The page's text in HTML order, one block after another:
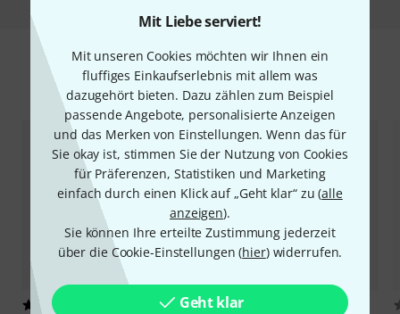
Mit Liebe serviert!
Mit unseren Cookies möchten wir Ihnen ein
fluffiges Einkaufserlebnis mit allem was
dazugehört bieten. Dazu zählen zum Beispiel
passende Angebote, personalisierte Anzeigen
und das Merken von Einstellungen. Wenn das für
Sie okay ist, stimmen Sie der Nutzung von Cookies
für Präferenzen, Statistiken und Marketing
einfach durch einen Klick auf „Geht klar“ zu (alle
anzeigen).
Sie können Ihre erteilte Zustimmung jederzeit
über die Cookie-Einstellungen (hier) widerrufen.
Geht klar
Zubehör & passende Artikel